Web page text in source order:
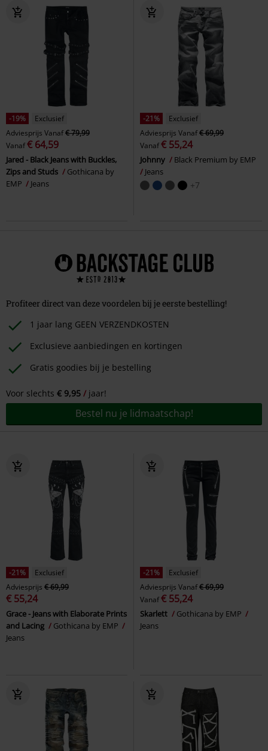
-19%
Exclusief
Adviesprijs Vanaf€ 79,99
Vanaf€ 64,59
Jared - Black Jeans with Buckles,
Zips and Studs
Gothicana by
EMP
Jeans
-21%
Exclusief
Adviesprijs Vanaf€ 69,99
Vanaf€ 55,24
Johnny
Black Premium by EMP
Jeans
+7
Profiteer direct van deze voordelen bij je eerste bestelling!
1 jaar lang GEEN VERZENDKOSTEN
Exclusieve aanbiedingen en kortingen
Gratis goodies bij je bestelling
Voor slechts € 9,95 jaar!
Bestel nu je lidmaatschap!
-21%
Exclusief
Adviesprijs € 69,99
€ 55,24
Grace - Jeans with Elaborate Prints
and Lacing
Gothicana by EMP
Jeans
-21%
Exclusief
Adviesprijs Vanaf€ 69,99
Vanaf€ 55,24
Skarlett
Gothicana by EMP
Jeans